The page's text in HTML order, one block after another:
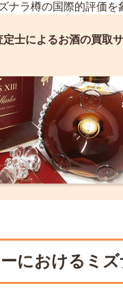
ナラ樽の国際的評価を
士によるお酒の買取
におけるミ